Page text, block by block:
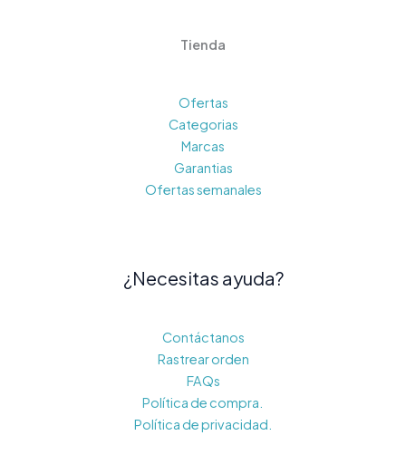
Tienda
Ofertas
Categorias
Marcas
Garantias
Ofertas semanales
¿Necesitas ayuda?
Contáctanos
Rastrear orden
FAQs
Política de compra.
Política de privacidad.